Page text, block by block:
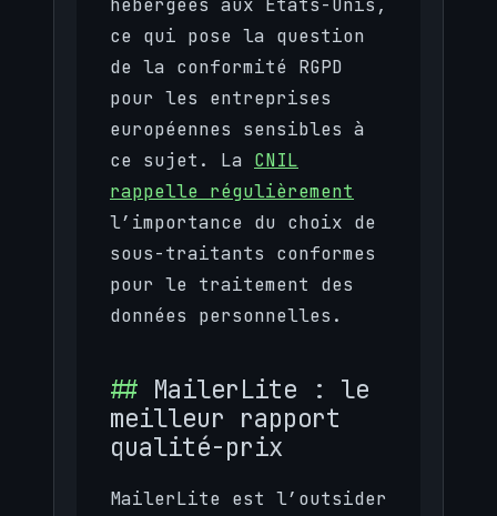
hébergées aux États-Unis,
ce qui pose la question
de la conformité RGPD
pour les entreprises
européennes sensibles à
ce sujet. La CNIL
rappelle régulièrement
l’importance du choix de
sous-traitants conformes
pour le traitement des
données personnelles.
MailerLite : le
meilleur rapport
qualité-prix
MailerLite est l’outsider